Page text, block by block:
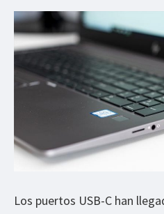
Los puertos USB-C han